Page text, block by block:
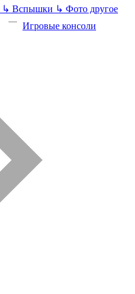
↳ Вспышки ↳ Фото другое
Игровые консоли